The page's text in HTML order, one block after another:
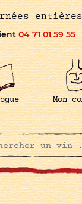
04 71 01 59 55
Mon